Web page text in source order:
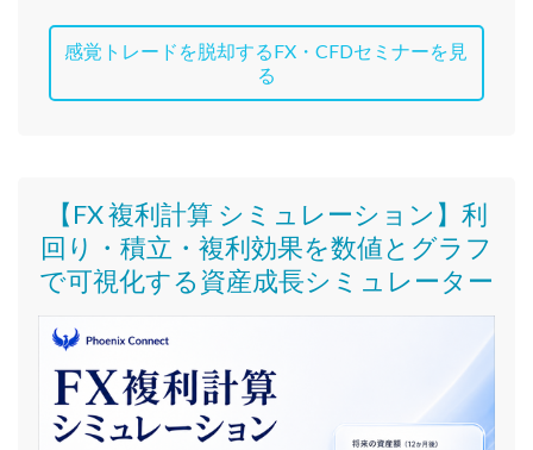
感覚トレードを脱却するFX・CFDセミナーを見
る
【FX 複利計算 シミュレーション】利
回り・積立・複利効果を数値とグラフ
で可視化する資産成長シミュレーター